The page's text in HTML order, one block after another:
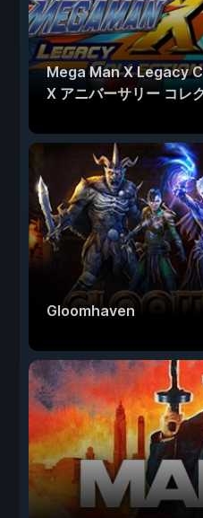
Mega Man X Legacy
X アニバーサリー コレ
Gloomhaven